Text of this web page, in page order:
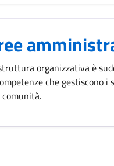
organizzativa è
che gestiscono i